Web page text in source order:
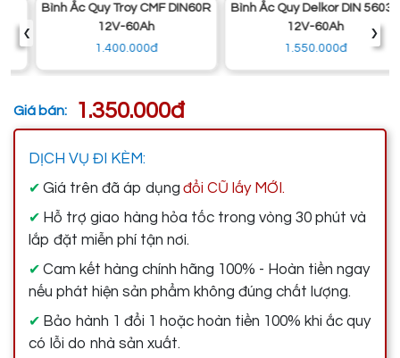
Bình Ắc Quy Troy CMF DIN60R
12V-60Ah
1.400.000đ
Bình Ắc Quy Delkor DIN 56030
12V-60Ah
1.550.000đ
‹ ›
Giá bán: 1.350.000đ
DỊCH VỤ ĐI KÈM:
✔ Giá trên đã áp dụng đổi CŨ lấy MỚI.
✔ Hỗ trợ giao hàng hỏa tốc trong vòng 30 phút và
lắp đặt miễn phí tận nơi.
✔ Cam kết hàng chính hãng 100% - Hoàn tiền ngay
nếu phát hiện sản phẩm không đúng chất lượng.
✔ Bảo hành 1 đổi 1 hoặc hoàn tiền 100% khi ắc quy
có lỗi do nhà sản xuất.